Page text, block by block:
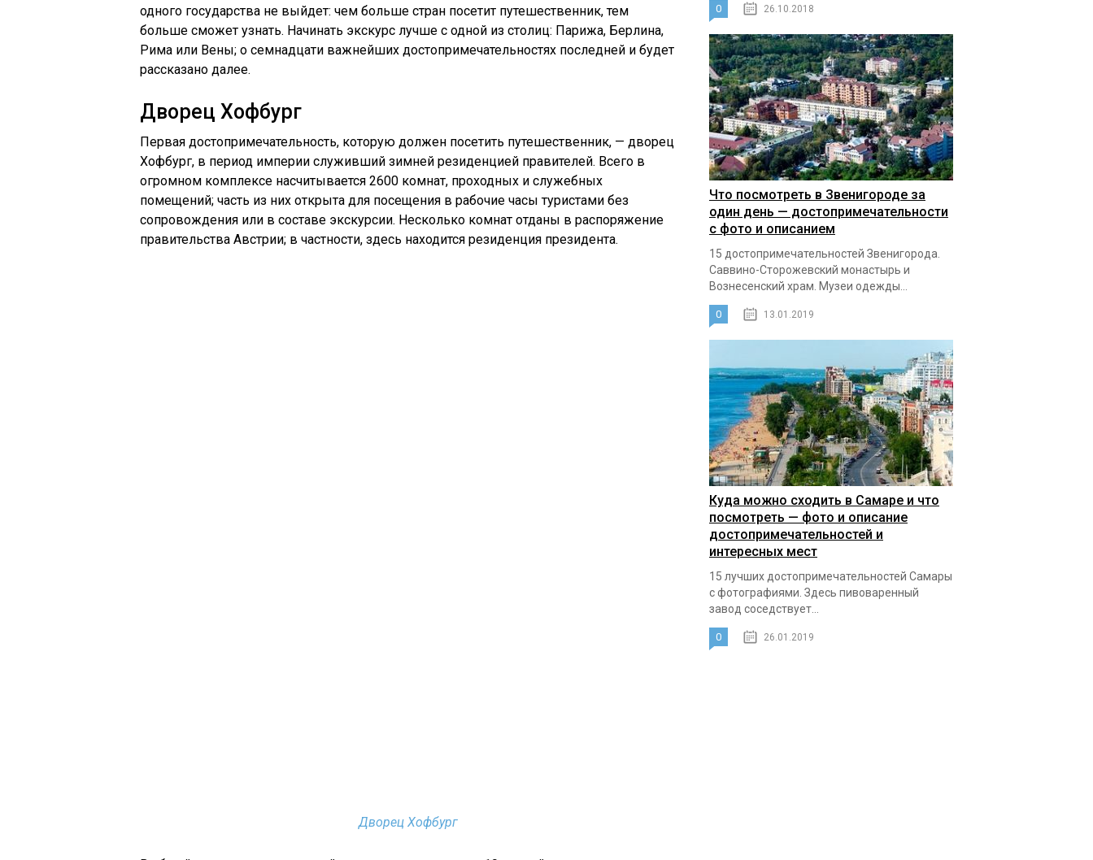
одного государства не выйдет: чем больше стран посетит путешественник, тем
больше сможет узнать. Начинать экскурс лучше с одной из столиц: Парижа, Берлина,
Рима или Вены; о семнадцати важнейших достопримечательностях последней и будет
рассказано далее.
Дворец Хофбург
Первая достопримечательность, которую должен посетить путешественник, — дворец
Хофбург, в период империи служивший зимней резиденцией правителей. Всего в
огромном комплексе насчитывается 2600 комнат, проходных и служебных
помещений; часть из них открыта для посещения в рабочие часы туристами без
сопровождения или в составе экскурсии. Несколько комнат отданы в распоряжение
правительства Австрии; в частности, здесь находится резиденция президента.
Дворец Хофбург
0 26.10.2018
Что посмотреть в Звенигороде за
один день — достопримечательности
с фото и описанием
15 достопримечательностей Звенигорода.
Саввино-Сторожевский монастырь и
Вознесенский храм. Музеи одежды...
0 13.01.2019
Куда можно сходить в Самаре и что
посмотреть — фото и описание
достопримечательностей и
интересных мест
15 лучших достопримечательностей Самары
с фотографиями. Здесь пивоваренный
завод соседствует...
0 26.01.2019